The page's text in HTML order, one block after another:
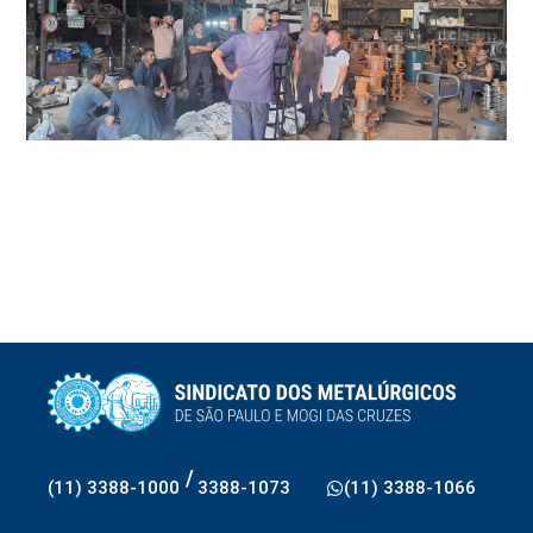
(11) 3388-1000 / 3388-1073 (11) 3388-1066